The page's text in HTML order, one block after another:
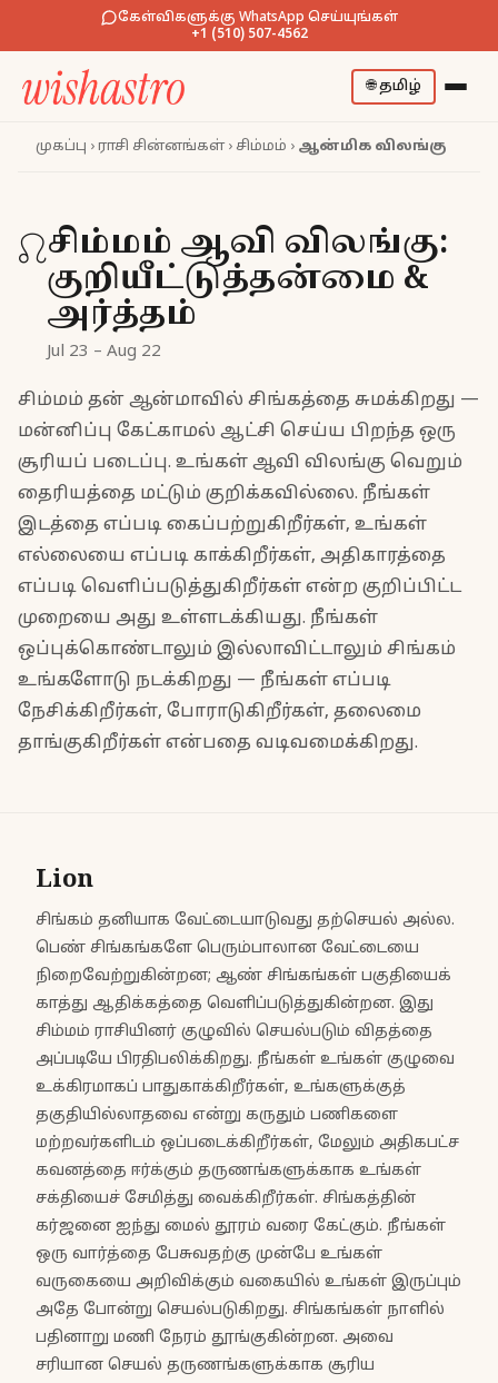
கேள்விகளுக்கு WhatsApp செய்யுங்கள்
+1 (510) 507-4562
🌐தமிழ்
முகப்பு ›ராசி சின்னங்கள்› சிம்மம் › ஆன்மிக விலங்கு
♌சிம்மம் ஆவி விலங்கு:
குறியீட்டுத்தன்மை &
அர்த்தம்
Jul 23 – Aug 22
சிம்மம் தன் ஆன்மாவில் சிங்கத்தை சுமக்கிறது —
மன்னிப்பு கேட்காமல் ஆட்சி செய்ய பிறந்த ஒரு
சூரியப் படைப்பு. உங்கள் ஆவி விலங்கு வெறும்
தைரியத்தை மட்டும் குறிக்கவில்லை. நீங்கள்
இடத்தை எப்படி கைப்பற்றுகிறீர்கள், உங்கள்
எல்லையை எப்படி காக்கிறீர்கள், அதிகாரத்தை
எப்படி வெளிப்படுத்துகிறீர்கள் என்ற குறிப்பிட்ட
முறையை அது உள்ளடக்கியது. நீங்கள்
ஒப்புக்கொண்டாலும் இல்லாவிட்டாலும் சிங்கம்
உங்களோடு நடக்கிறது — நீங்கள் எப்படி
நேசிக்கிறீர்கள், போராடுகிறீர்கள், தலைமை
தாங்குகிறீர்கள் என்பதை வடிவமைக்கிறது.
Lion
சிங்கம் தனியாக வேட்டையாடுவது தற்செயல் அல்ல.
பெண் சிங்கங்களே பெரும்பாலான வேட்டையை
நிறைவேற்றுகின்றன; ஆண் சிங்கங்கள் பகுதியைக்
காத்து ஆதிக்கத்தை வெளிப்படுத்துகின்றன. இது
சிம்மம் ராசியினர் குழுவில் செயல்படும் விதத்தை
அப்படியே பிரதிபலிக்கிறது. நீங்கள் உங்கள் குழுவை
உக்கிரமாகப் பாதுகாக்கிறீர்கள், உங்களுக்குத்
தகுதியில்லாதவை என்று கருதும் பணிகளை
மற்றவர்களிடம் ஒப்படைக்கிறீர்கள், மேலும் அதிகபட்ச
கவனத்தை ஈர்க்கும் தருணங்களுக்காக உங்கள்
சக்தியைச் சேமித்து வைக்கிறீர்கள். சிங்கத்தின்
கர்ஜனை ஐந்து மைல் தூரம் வரை கேட்கும். நீங்கள்
ஒரு வார்த்தை பேசுவதற்கு முன்பே உங்கள்
வருகையை அறிவிக்கும் வகையில் உங்கள் இருப்பும்
அதே போன்று செயல்படுகிறது. சிங்கங்கள் நாளில்
பதினாறு மணி நேரம் தூங்குகின்றன. அவை
சரியான செயல் தருணங்களுக்காக சூரிய